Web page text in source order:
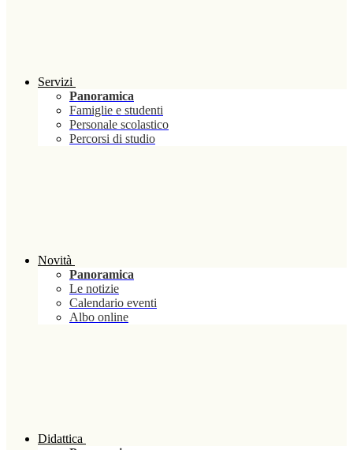
Servizi
Panoramica
Famiglie e studenti
Personale scolastico
Percorsi di studio
Novità
Panoramica
Le notizie
Calendario eventi
Albo online
Didattica